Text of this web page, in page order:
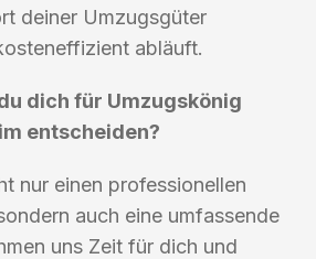
deiner Umzugsgüter
abläuft.
dich für Umzugskönig
entscheiden?
nur einen professionellen
auch eine umfassende
uns Zeit für dich und